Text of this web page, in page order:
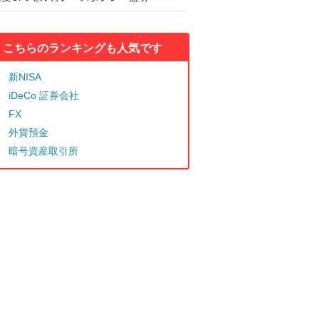
こちらのランキングも人気です
新NISA
iDeCo 証券会社
FX
外貨預金
暗号資産取引所